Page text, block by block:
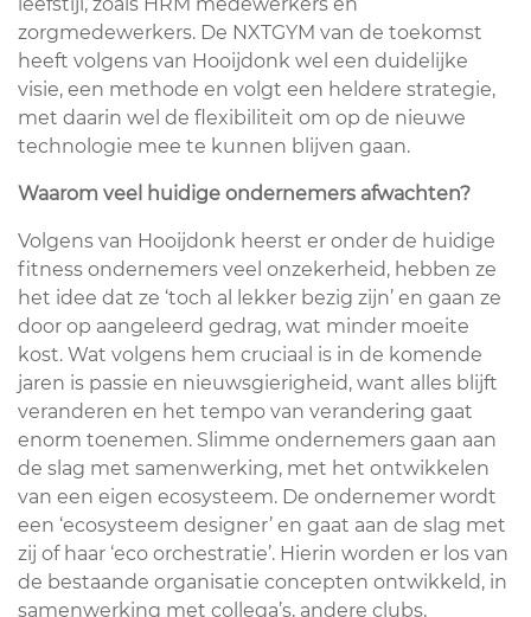
zorgmedewerkers. De NXTGYM van de toekomst
heeft volgens van Hooijdonk wel een duidelijke
visie, een methode en volgt een heldere strategie,
met daarin wel de flexibiliteit om op de nieuwe
technologie mee te kunnen blijven gaan.
Waarom veel huidige ondernemers afwachten?
Volgens van Hooijdonk heerst er onder de huidige
fitness ondernemers veel onzekerheid, hebben ze
het idee dat ze ‘toch al lekker bezig zijn’ en gaan ze
door op aangeleerd gedrag, wat minder moeite
kost. Wat volgens hem cruciaal is in de komende
jaren is passie en nieuwsgierigheid, want alles blijft
veranderen en het tempo van verandering gaat
enorm toenemen. Slimme ondernemers gaan aan
de slag met samenwerking, met het ontwikkelen
van een eigen ecosysteem. De ondernemer wordt
een ‘ecosysteem designer’ en gaat aan de slag met
zij of haar ‘eco orchestratie’. Hierin worden er los van
de bestaande organisatie concepten ontwikkeld, in
samenwerking met collega’s, andere clubs,